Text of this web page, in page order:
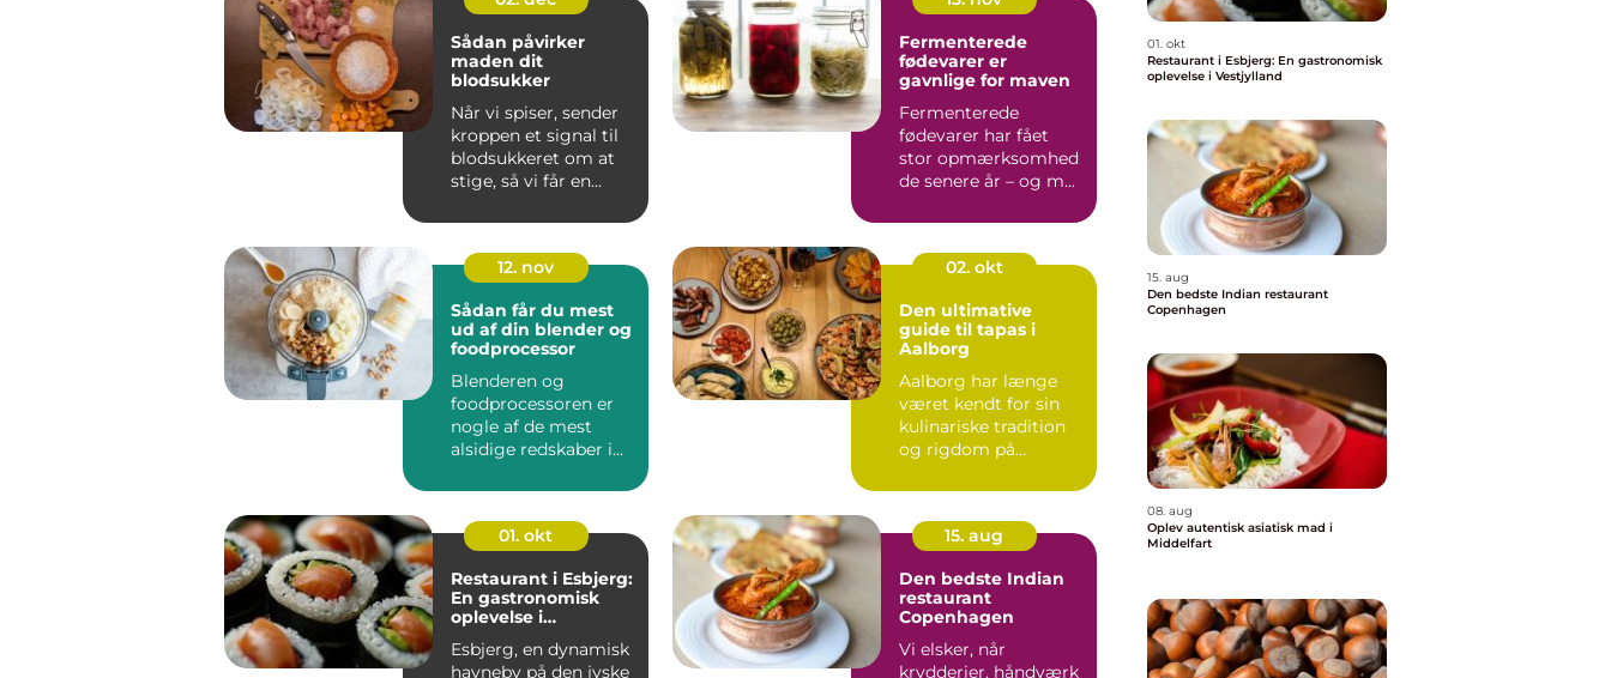
Sådan påvirker
maden dit
blodsukker
Når vi spiser, sender
kroppen et signal til
blodsukkeret om at
stige, så vi får en...
Fermenterede
fødevarer er
gavnlige for maven
Fermenterede
fødevarer har fået
stor opmærksomhed
de senere år – og m...
12. nov
Sådan får du mest
ud af din blender og
foodprocessor
Blenderen og
foodprocessoren er
nogle af de mest
alsidige redskaber i
mange bru...
02. okt
Den ultimative
guide til tapas i
Aalborg
Aalborg har længe
været kendt for sin
kulinariske tradition
og rigdom på
01. okt
Restaurant i Esbjerg:
En gastronomisk
oplevelse i
Esbjerg, en dynamisk
havneby på den jyske
15. aug
Den bedste Indian
restaurant
Copenhagen
Vi elsker, når
krydderier, håndværk
01. okt
Restaurant i Esbjerg: En gastronomisk
oplevelse i Vestjylland
15. aug
Den bedste Indian restaurant
Copenhagen
08. aug
Oplev autentisk asiatisk mad i
Middelfart